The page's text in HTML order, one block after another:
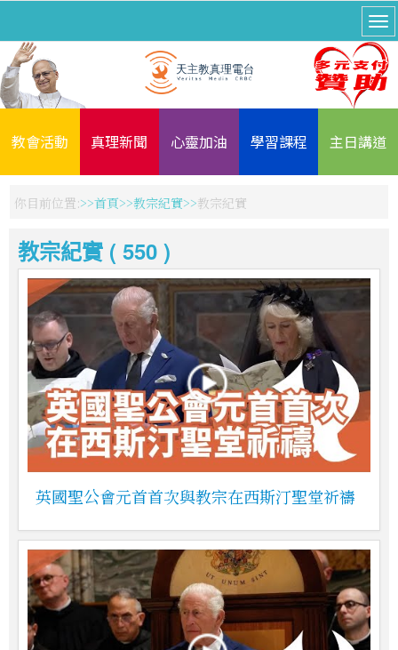
教會活動 真理新聞 心靈加油 學習課程 主日講道
你目前位置: 首頁 教宗紀實 教宗紀實
教宗紀實 ( 550 )
英國聖公會元首首次與教宗在西斯汀聖堂祈禱